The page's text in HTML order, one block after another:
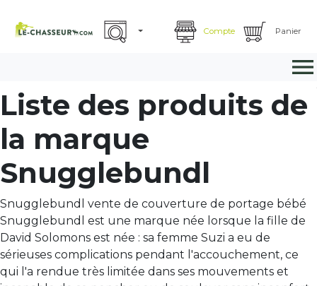
Compte Panier

Liste des produits de
la marque
Snugglebundl
Snugglebundl vente de couverture de portage bébé
Snugglebundl est une marque née lorsque la fille de
David Solomons est née : sa femme Suzi a eu de
sérieuses complications pendant l'accouchement, ce
qui l'a rendue très limitée dans ses mouvements et